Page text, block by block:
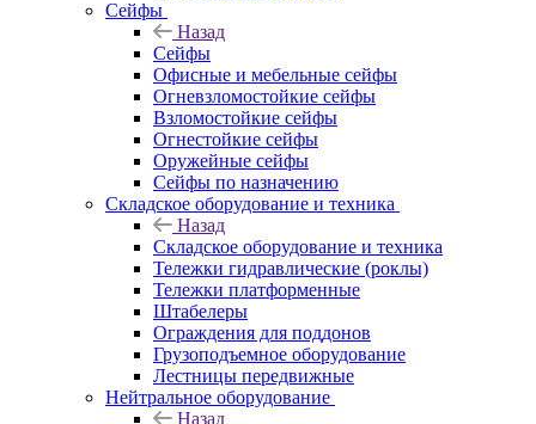
Сейфы
Назад
Сейфы
Офисные и мебельные сейфы
Огневзломостойкие сейфы
Взломостойкие сейфы
Огнестойкие сейфы
Оружейные сейфы
Сейфы по назначению
Складское оборудование и техника
Назад
Складское оборудование и техника
Тележки гидравлические (роклы)
Тележки платформенные
Штабелеры
Ограждения для поддонов
Грузоподъемное оборудование
Лестницы передвижные
Нейтральное оборудование
Назад